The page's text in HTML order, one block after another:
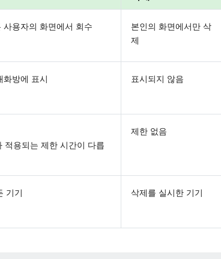
용자의 화면에서 회수
본인의 화면에서만 삭
제
화방에 표시 표시되지 않음
용되는 제한 시간이 다릅
제한 없음
기기 삭제를 실시한 기기